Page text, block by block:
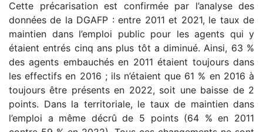
Cette précarisation est confirmée par l’analyse des
données de la DGAFP : entre 2011 et 2021, le taux de
maintien dans l’emploi public pour les agents qui y
étaient entrés cinq ans plus tôt a diminué. Ainsi, 63 %
des agents embauchés en 2011 étaient toujours dans
les effectifs en 2016 ; ils n’étaient que 61 % en 2016 à
toujours être présents en 2022, soit une baisse de 2
points. Dans la territoriale, le taux de maintien dans
l’emploi a même décrû de 5 points (64 % en 2011